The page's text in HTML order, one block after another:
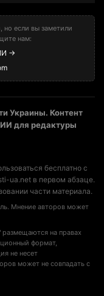
если вы заметили
нам:
→
Украины. Контент
для редактуры
бесплатно с
ua.net в первом абзаце.
части материала.
Мнение авторов может
размещаются на правах
формат,
не несет
может не совпадать с